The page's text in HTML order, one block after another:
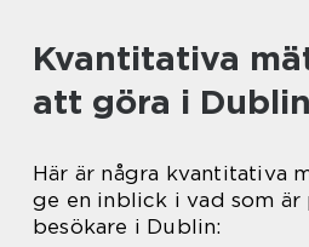
Kvantitativa
att göra i Dublin
Här är några kvantitativa
ge en inblick i vad som
besökare i Dublin: